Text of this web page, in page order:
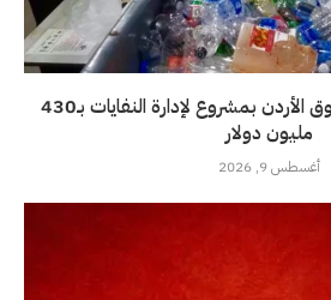
شركة إماراتية تدخل سوق الأردن بمشروع لإدارة النفايات بـ430
مليون دولار
أغسطس 9, 2026